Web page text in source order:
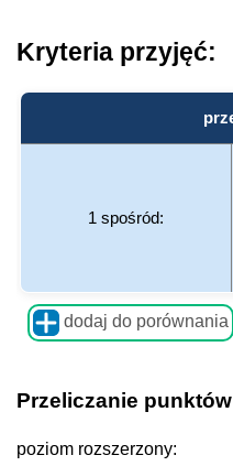
Kryteria przyjęć:
1 spośród:
dodaj do porównania
Przeliczanie
poziom rozszerzony: